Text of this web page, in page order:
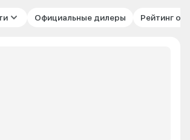
Официальные дилеры Рейтинг